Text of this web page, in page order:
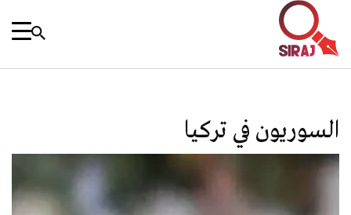
السوريون في تركيا